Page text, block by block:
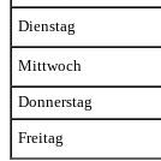
Dienstag
Mittwoch
Donnerstag
Freitag